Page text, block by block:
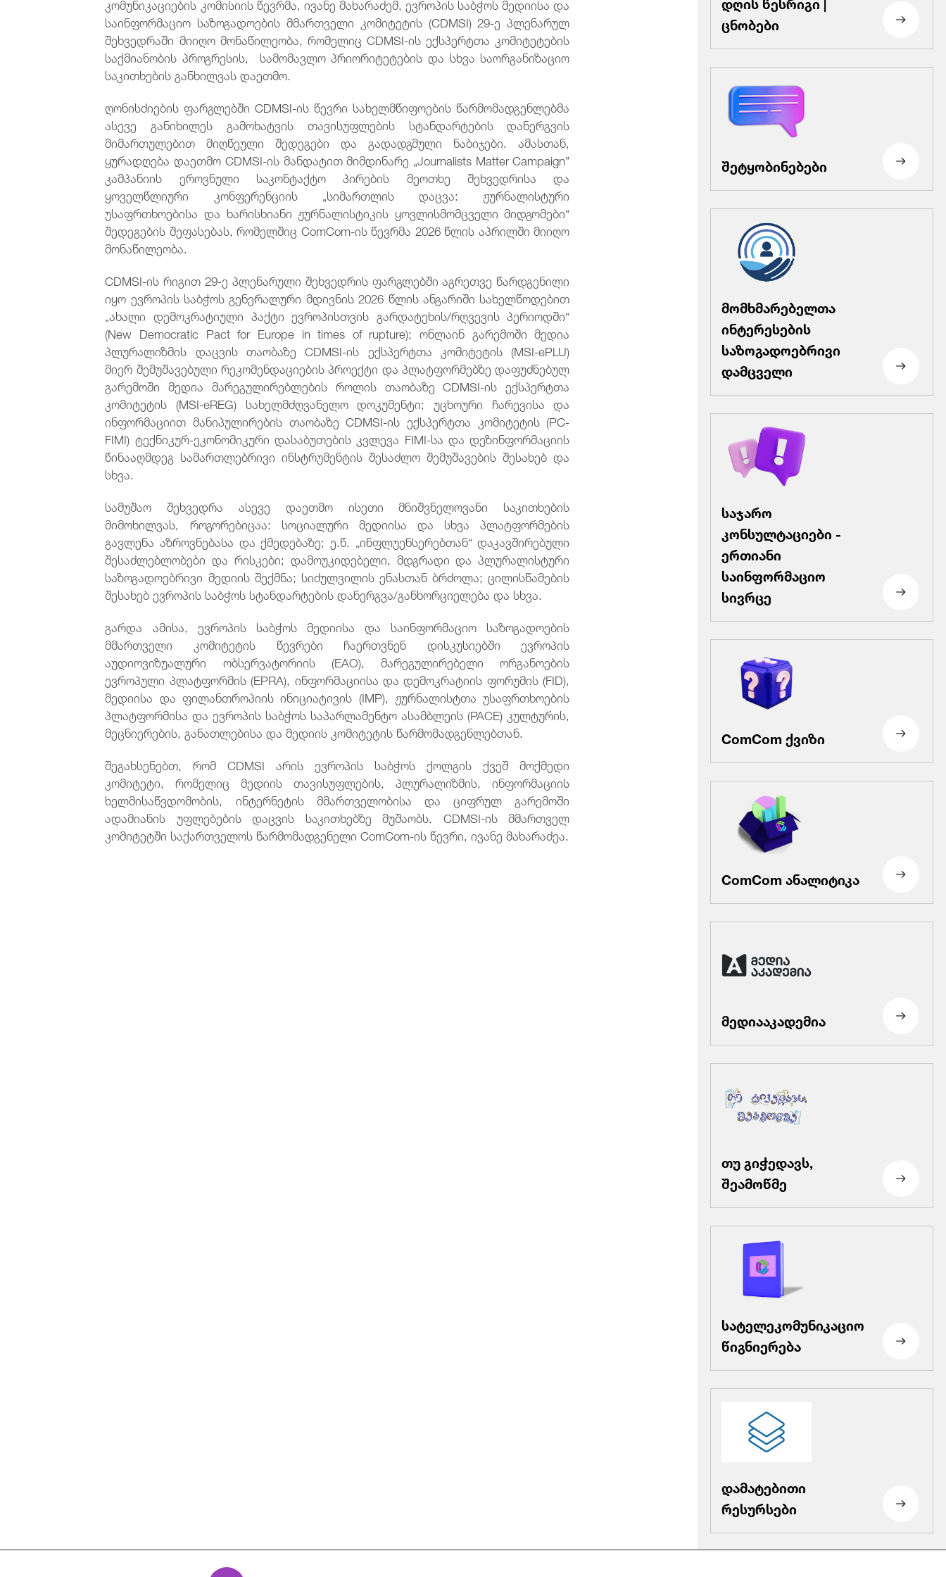
საინფორმაციო საზოგადოების მმართველი კომიტეტის (CDMSI) 29-ე პლენარულ
შეხვედრაში მიიღო მონაწილეობა, რომელიც CDMSI-ის ექსპერტთა კომიტეტების
საქმიანობის პროგრესის, სამომავლო პრიორიტეტების და სხვა საორგანიზაციო
საკითხების განხილვას დაეთმო.
ღონისძიების ფარგლებში CDMSI-ის წევრი სახელმწიფოების წარმომადგენლებმა
ასევე განიხილეს გამოხატვის თავისუფლების სტანდარტების დანერგვის
მიმართულებით მიღწეული შედეგები და გადადგმული ნაბიჯები. ამასთან,
ყურადღება დაეთმო CDMSI-ის მანდატით მიმდინარე „Journalists Matter Campaign”
კამპანიის ეროვნული საკონტაქტო პირების მეოთხე შეხვედრისა და
ყოველწლიური კონფერენციის „სიმართლის დაცვა: ჟურნალისტური
უსაფრთხოებისა და ხარისხიანი ჟურნალისტიკის ყოვლისმომცველი მიდგომები“
შედეგების შეფასებას, რომელშიც ComCom-ის წევრმა 2026 წლის აპრილში მიიღო
მონაწილეობა.
CDMSI-ის რიგით 29-ე პლენარული შეხვედრის ფარგლებში აგრეთვე წარდგენილი
იყო ევროპის საბჭოს გენერალური მდივნის 2026 წლის ანგარიში სახელწოდებით
„ახალი დემოკრატიული პაქტი ევროპისთვის გარდატეხის/რღვევის პერიოდში“
(New Democratic Pact for Europe in times of rupture); ონლაინ გარემოში მედია
პლურალიზმის დაცვის თაობაზე CDMSI-ის ექსპერტთა კომიტეტის (MSI-ePLU)
მიერ შემუშავებული რეკომენდაციების პროექტი და პლატფორმებზე დაფუძნებულ
გარემოში მედია მარეგულირებლების როლის თაობაზე CDMSI-ის ექსპერტთა
კომიტეტის (MSI-eREG) სახელმძღვანელო დოკუმენტი; უცხოური ჩარევისა და
ინფორმაციით მანიპულირების თაობაზე CDMSI-ის ექსპერტთა კომიტეტის (PC-
FIMI) ტექნიკურ-ეკონომიკური დასაბუთების კვლევა FIMI-სა და დეზინფორმაციის
წინააღმდეგ სამართლებრივი ინსტრუმენტის შესაძლო შემუშავების შესახებ და
სხვა.
სამუშაო შეხვედრა ასევე დაეთმო ისეთი მნიშვნელოვანი საკითხების
მიმოხილვას, როგორებიცაა: სოციალური მედიისა და სხვა პლატფორმების
გავლენა აზროვნებასა და ქმედებაზე; ე.წ. „ინფლუენსერებთან“ დაკავშირებული
შესაძლებლობები და რისკები; დამოუკიდებელი, მდგრადი და პლურალისტური
საზოგადოებრივი მედიის შექმნა; სიძულვილის ენასთან ბრძოლა; ცილისწამების
შესახებ ევროპის საბჭოს სტანდარტების დანერგვა/განხორციელება და სხვა.
გარდა ამისა, ევროპის საბჭოს მედიისა და საინფორმაციო საზოგადოების
მმართველი კომიტეტის წევრები ჩაერთვნენ დისკუსიებში ევროპის
აუდიოვიზუალური ობსერვატორიის (EAO), მარეგულირებელი ორგანოების
ევროპული პლატფორმის (EPRA), ინფორმაციისა და დემოკრატიის ფორუმის (FID),
მედიისა და ფილანთროპიის ინიციატივის (IMP), ჟურნალისტთა უსაფრთხოების
პლატფორმისა და ევროპის საბჭოს საპარლამენტო ასამბლეის (PACE) კულტურის,
მეცნიერების, განათლებისა და მედიის კომიტეტის წარმომადგენლებთან.
შეგახსენებთ, რომ CDMSI არის ევროპის საბჭოს ქოლგის ქვეშ მოქმედი
კომიტეტი, რომელიც მედიის თავისუფლების, პლურალიზმის, ინფორმაციის
ხელმისაწვდომობის, ინტერნეტის მმართველობისა და ციფრულ გარემოში
ადამიანის უფლებების დაცვის საკითხებზე მუშაობს. CDMSI-ის მმართველ
კომიტეტში საქართველოს წარმომადგენელი ComCom-ის წევრი, ივანე მახარაძეა.
ცნობები
შეტყობინებები
მომხმარებელთა
ინტერესების
საზოგადოებრივი
დამცველი
საჯარო
კონსულტაციები -
ერთიანი
საინფორმაციო
სივრცე
ComCom ქვიზი
ComCom ანალიტიკა
მედიააკადემია
თუ გიჭედავს,
შეამოწმე
სატელეკომუნიკაციო
წიგნიერება
დამატებითი
რესურსები